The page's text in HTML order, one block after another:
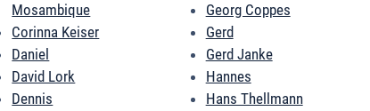
Mosambique
Corinna Keiser
Daniel
David Lork
Dennis
Georg Coppes
Gerd
Gerd Janke
Hannes
Hans Thellmann